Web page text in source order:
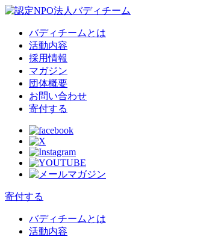
バディチームとは
活動内容
採用情報
マガジン
団体概要
お問い合わせ
寄付する
寄付する
バディチームとは
活動内容